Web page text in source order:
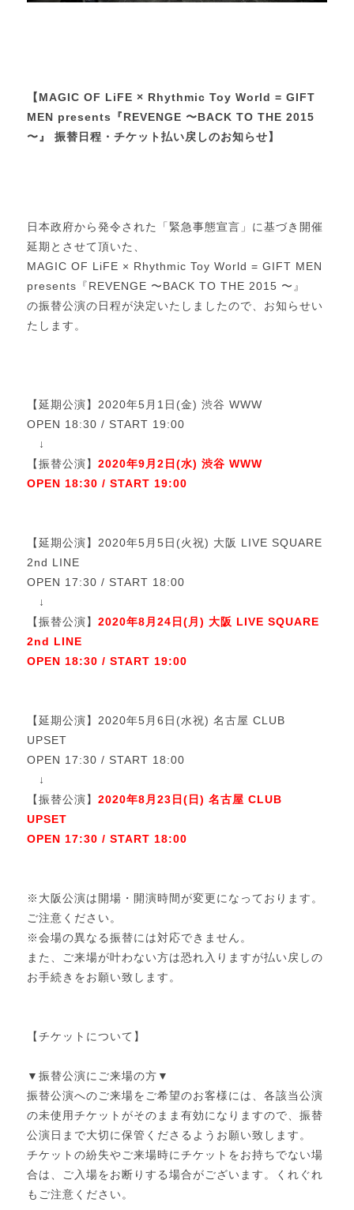
【MAGIC OF LiFE × Rhythmic Toy World = GIFT
MEN presents『REVENGE 〜BACK TO THE 2015
〜』 振替日程・チケット払い戻しのお知らせ】
日本政府から発令された「緊急事態宣言」に基づき開催
延期とさせて頂いた、
MAGIC OF LiFE × Rhythmic Toy World = GIFT MEN
presents『REVENGE 〜BACK TO THE 2015 〜』
の振替公演の日程が決定いたしましたので、お知らせい
たします。
【延期公演】2020年5月1日(金) 渋谷 WWW
OPEN 18:30 / START 19:00
↓
【振替公演】2020年9月2日(水) 渋谷 WWW
OPEN 18:30 / START 19:00
【延期公演】2020年5月5日(火祝) 大阪 LIVE SQUARE
2nd LINE
OPEN 17:30 / START 18:00
↓
【振替公演】2020年8月24日(月) 大阪 LIVE SQUARE
2nd LINE
OPEN 18:30 / START 19:00
【延期公演】2020年5月6日(水祝) 名古屋 CLUB
UPSET
OPEN 17:30 / START 18:00
↓
【振替公演】2020年8月23日(日) 名古屋 CLUB
UPSET
OPEN 17:30 / START 18:00
※大阪公演は開場・開演時間が変更になっております。
ご注意ください。
※会場の異なる振替には対応できません。
また、ご来場が叶わない方は恐れ入りますが払い戻しの
お手続きをお願い致します。
【チケットについて】
▼振替公演にご来場の方▼
振替公演へのご来場をご希望のお客様には、各該当公演
の未使用チケットがそのまま有効になりますので、振替
公演日まで大切に保管くださるようお願い致します。
チケットの紛失やご来場時にチケットをお持ちでない場
合は、ご入場をお断りする場合がございます。くれぐれ
もご注意ください。